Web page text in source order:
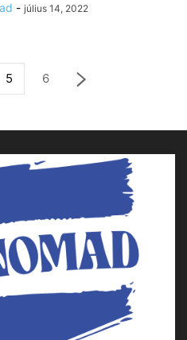
- július 14, 2022
5 6